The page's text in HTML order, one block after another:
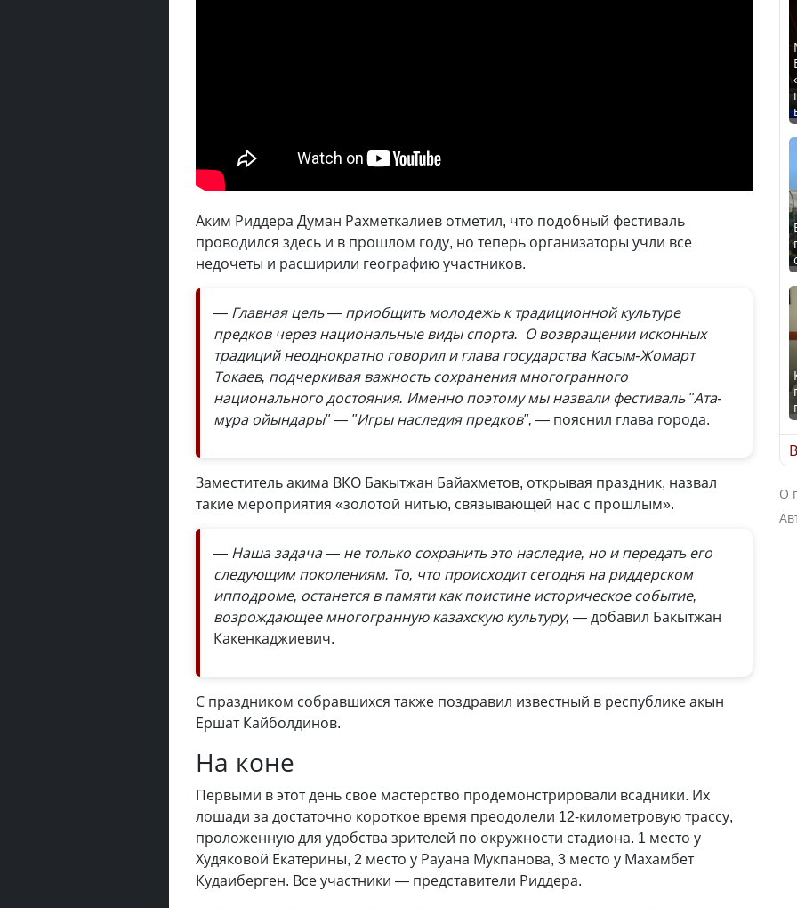
Аким Риддера Думан Рахметкалиев отметил, что подобный фестиваль
проводился здесь и в прошлом году, но теперь организаторы учли все
недочеты и расширили географию участников.
— Главная цель — приобщить молодежь к традиционной культуре
предков через национальные виды спорта. О возвращении исконных
традиций неоднократно говорил и глава государства Касым-Жомарт
Токаев, подчеркивая важность сохранения многогранного
национального достояния. Именно поэтому мы назвали фестиваль "Ата-
мұра ойындары" — "Игры наследия предков", — пояснил глава города.
Заместитель акима ВКО Бакытжан Байахметов, открывая праздник, назвал
такие мероприятия «золотой нитью, связывающей нас с прошлым».
— Наша задача — не только сохранить это наследие, но и передать его
следующим поколениям. То, что происходит сегодня на риддерском
ипподроме, останется в памяти как поистине историческое событие,
возрождающее многогранную казахскую культуру, —добавил Бакытжан
Какенкаджиевич.
С праздником собравшихся также поздравил известный в республике акын
Ершат Кайболдинов.
На коне
Первыми в этот день свое мастерство продемонстрировали всадники. Их
лошади за достаточно короткое время преодолели 12-километровую трассу,
проложенную для удобства зрителей по окружности стадиона. 1 место у
Худяковой Екатерины, 2 место у Рауана Мукпанова, 3 место у Махамбет
Кудаиберген. Все участники — представители Риддера.
О